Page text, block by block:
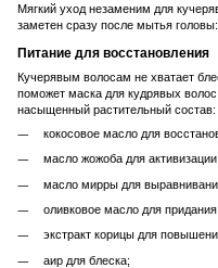
Мягкий уход незаменим для
заметен сразу после мытья
Питание для восстановления
Кучерявым волосам не хватает
поможет маска для кудрявых
насыщенный растительный состав:
кокосовое масло для
масло жожоба для
масло мирры для
оливковое масло для
экстракт корицы для
аир для блеска;